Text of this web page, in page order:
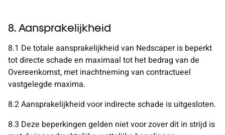
8. Aansprakelijkheid
8.1 De totale aansprakelijkheid van Nedscaper is beperkt
tot directe schade en maximaal tot het bedrag van de
Overeenkomst, met inachtneming van contractueel
vastgelegde maxima.
8.2 Aansprakelijkheid voor indirecte schade is uitgesloten.
8.3 Deze beperkingen gelden niet voor zover dit in strijd is